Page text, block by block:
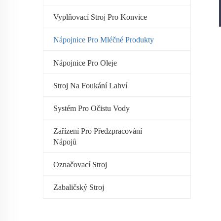
Vyplňovací Stroj Pro Konvice
Nápojnice Pro Mléčné Produkty
Nápojnice Pro Oleje
Stroj Na Foukání Lahví
Systém Pro Očistu Vody
Zařízení Pro Předzpracování
Nápojů
Označovací Stroj
Zabaličský Stroj